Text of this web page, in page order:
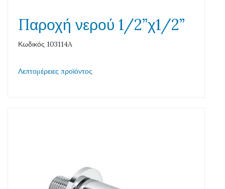
Παροχή νερού 1/2”χ1/2”
Κωδικός 103114A
Λεπτομέρειες προϊόντος